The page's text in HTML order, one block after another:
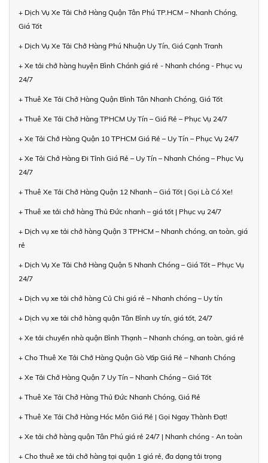
+ Dịch Vụ Xe Tải Chở Hàng Quận Tân Phú TP.HCM – Nhanh Chóng,
Giá Tốt
+ Dịch Vụ Xe Tải Chở Hàng Phú Nhuận Uy Tín, Giá Cạnh Tranh
+ Xe tải chở hàng huyện Bình Chánh giá rẻ - Nhanh chóng - Phục vụ
24/7
+ Thuê Xe Tải Chở Hàng Quận Bình Tân Nhanh Chóng, Giá Tốt
+ Thuê Xe Tải Chở Hàng TPHCM Uy Tín – Giá Rẻ – Phục Vụ 24/7
+ Xe Tải Chở Hàng Quận 10 TPHCM Giá Rẻ – Uy Tín – Phục Vụ 24/7
+ Xe Tải Chở Hàng Đi Tỉnh Giá Rẻ – Uy Tín – Nhanh Chóng – Phục Vụ
24/7
+ Thuê Xe Tải Chở Hàng Quận 12 Nhanh – Giá Tốt | Gọi Là Có Xe!
+ Thuê xe tải chở hàng Thủ Đức nhanh – giá tốt | Phục vụ 24/7
+ Dịch vụ xe tải chở hàng Quận 3 TPHCM – Nhanh chóng, an toàn, giá
rẻ
+ Dịch Vụ Xe Tải Chở Hàng Quận 5 Nhanh Chóng – Giá Tốt – Phục Vụ
24/7
+ Dịch vụ xe tải chở hàng Củ Chi giá rẻ – Nhanh chóng – Uy tín
+ Dịch vụ xe tải chở hàng quận Tân Bình uy tín, giá tốt, 24/7
+ Xe tải chuyển nhà quận Bình Thạnh – Nhanh chóng, an toàn, giá rẻ
+ Cho Thuê Xe Tải Chở Hàng Quận Gò Vấp Giá Rẻ – Nhanh Chóng
+ Xe Tải Chở Hàng Quận 7 Uy Tín – Nhanh Chóng – Giá Tốt
+ Thuê Xe Tải Chở Hàng Thủ Đức Nhanh Chóng, Giá Rẻ
+ Thuê Xe Tải Chở Hàng Hóc Môn Giá Rẻ | Gọi Ngay Thành Đạt!
+ Xe tải chở hàng quận Tân Phú giá rẻ 24/7 | Nhanh chóng - An toàn
+ Cho thuê xe tải chở hàng tại quận 1 giá rẻ, đa dạng tải trọng